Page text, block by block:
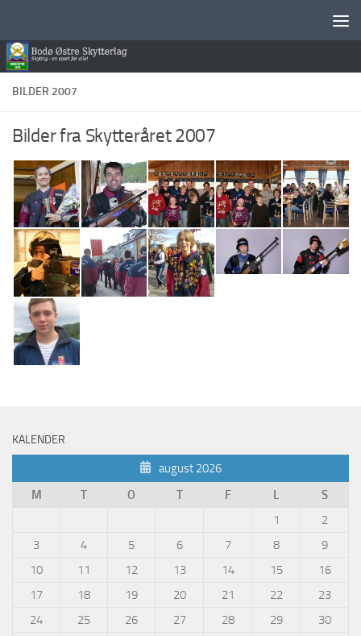
BILDER 2007
Bilder fra Skytteråret 2007
KALENDER
august 2026
M
T O T F L
S
1
2
3
4 5 6 7 8
9
10
11 12 13 14 15
16
17
18 19 20 21 22
23
24
25 26 27 28 29
30